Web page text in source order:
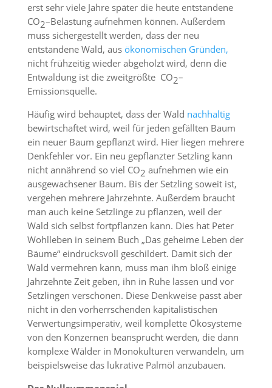
erst sehr viele Jahre später die heute entstandene
CO2–Belastung aufnehmen können. Außerdem
muss sichergestellt werden, dass der neu
entstandene Wald, ausökonomischen Gründen,
nicht frühzeitig wieder abgeholzt wird, denn die
Entwaldung ist die zweitgrößte CO2–
Emissionsquelle.
Häufig wird behauptet, dass der Wald nachhaltig
bewirtschaftet wird, weil für jeden gefällten Baum
ein neuer Baum gepflanzt wird. Hier liegen mehrere
Denkfehler vor. Ein neu gepflanzter Setzling kann
nicht annährend so viel CO2 aufnehmen wie ein
ausgewachsener Baum. Bis der Setzling soweit ist,
vergehen mehrere Jahrzehnte. Außerdem braucht
man auch keine Setzlinge zu pflanzen, weil der
Wald sich selbst fortpflanzen kann. Dies hat Peter
Wohlleben in seinem Buch „Das geheime Leben der
Bäume“ eindrucksvoll geschildert. Damit sich der
Wald vermehren kann, muss man ihm bloß einige
Jahrzehnte Zeit geben, ihn in Ruhe lassen und vor
Setzlingen verschonen. Diese Denkweise passt aber
nicht in den vorherrschenden kapitalistischen
Verwertungsimperativ, weil komplette Ökosysteme
von den Konzernen beansprucht werden, die dann
komplexe Wälder in Monokulturen verwandeln, um
beispielsweise das lukrative Palmöl anzubauen.